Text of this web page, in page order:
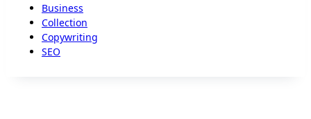
Business
Collection
Copywriting
SEO